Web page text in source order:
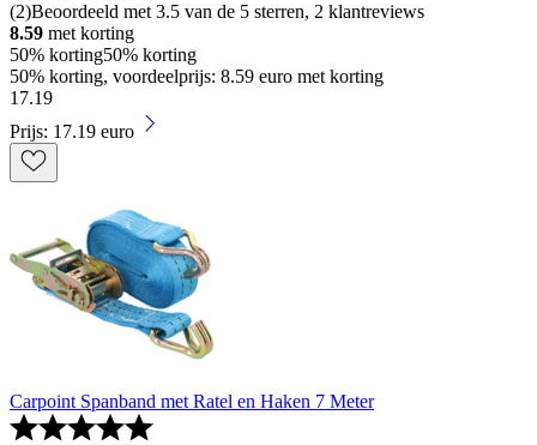
(2)Beoordeeld met 3.5 van de 5 sterren, 2 klantreviews
8.59 met korting
50% korting50% korting
50% korting, voordeelprijs: 8.59 euro met korting
17.19
Prijs: 17.19 euro
Carpoint Spanband met Ratel en Haken 7 Meter